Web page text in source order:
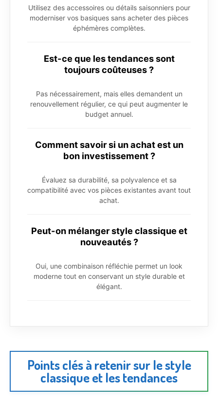
Utilisez des accessoires ou détails saisonniers pour
moderniser vos basiques sans acheter des pièces
éphémères complètes.
Est-ce que les tendances sont
toujours coûteuses ?
Pas nécessairement, mais elles demandent un
renouvellement régulier, ce qui peut augmenter le
budget annuel.
Comment savoir si un achat est un
bon investissement ?
Évaluez sa durabilité, sa polyvalence et sa
compatibilité avec vos pièces existantes avant tout
achat.
Peut-on mélanger style classique et
nouveautés ?
Oui, une combinaison réfléchie permet un look
moderne tout en conservant un style durable et
élégant.
Points clés à retenir sur le style
classique et les tendances